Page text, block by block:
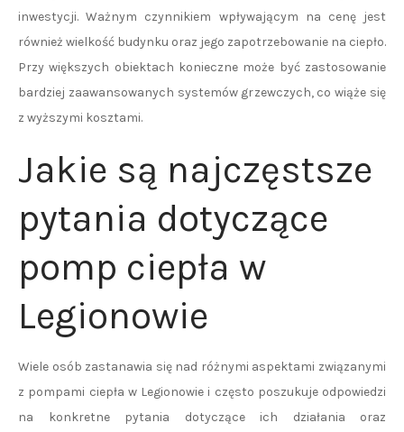
inwestycji. Ważnym czynnikiem wpływającym na cenę jest
również wielkość budynku oraz jego zapotrzebowanie na ciepło.
Przy większych obiektach konieczne może być zastosowanie
bardziej zaawansowanych systemów grzewczych, co wiąże się
z wyższymi kosztami.
Jakie są najczęstsze
pytania dotyczące
pomp ciepła w
Legionowie
Wiele osób zastanawia się nad różnymi aspektami związanymi
z pompami ciepła w Legionowie i często poszukuje odpowiedzi
na konkretne pytania dotyczące ich działania oraz